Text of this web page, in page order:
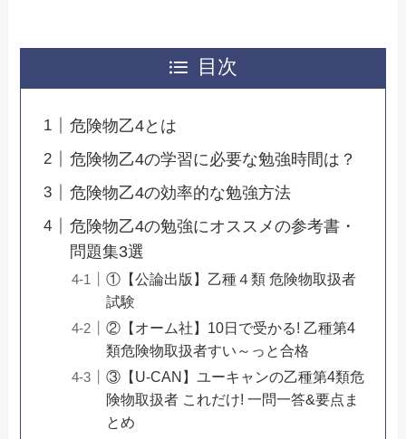
目次
危険物乙4とは
危険物乙4の学習に必要な勉強時間は？
危険物乙4の効率的な勉強方法
危険物乙4の勉強にオススメの参考書・
問題集3選
①【公論出版】乙種４類 危険物取扱者
試験
②【オーム社】10日で受かる! 乙種第4
類危険物取扱者すい～っと合格
③【U-CAN】ユーキャンの乙種第4類危
険物取扱者 これだけ! 一問一答&要点ま
とめ